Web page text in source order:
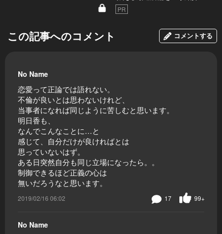
PR
この記事へのコメント コメントする
No Name
恋愛って正論では語れない。
不倫が良いとは思わないけれど、
当事者になれば同じように苦しむと思います。
明日香も、
なんでこんなことに…と
感じて、自分だけが良ければとは
思っていないはず。
ある日突然自分も同じ立場になったら。。
制御できるほど正義の心は
無いだろうなと思います。
2019/02/16 06:02 99+
17
No Name